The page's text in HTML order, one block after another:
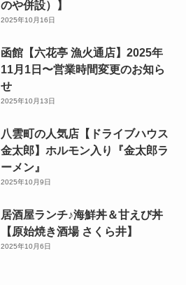
のや併設）】
2025年10月16日
函館【六花亭 漁火通店】2025年
11月1日〜営業時間変更のお知ら
せ
2025年10月13日
八雲町の人気店【ドライブハウス
金太郎】ホルモン入り『金太郎ラ
ーメン』
2025年10月9日
居酒屋ランチ♪海鮮丼＆甘えび丼
【原始焼き酒場 さくら井】
2025年10月6日